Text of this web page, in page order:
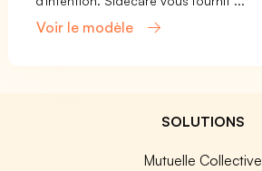
Voir le modèle
SOLUTIONS
Mutuelle Collective